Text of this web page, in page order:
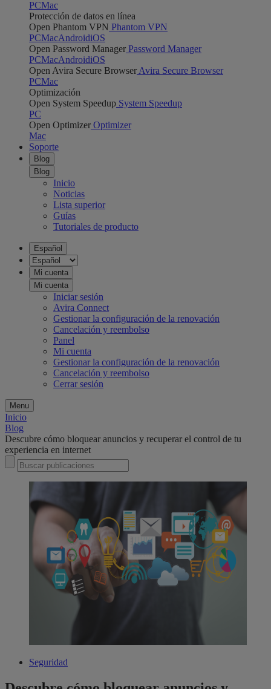
PCMac
Protección de datos en línea
Open Phantom VPN Phantom VPN
PCMacAndroidiOS
Open Password Manager Password Manager
PCMacAndroidiOS
Open Avira Secure Browser Avira Secure Browser
PCMac
Optimización
Open System Speedup System Speedup
PC
Open Optimizer Optimizer
Mac
Soporte
Blog
Blog
Inicio
Noticias
Lista superior
Guías
Tutoriales de producto
Español
Mi cuenta
Mi cuenta
Iniciar sesión
Avira Connect
Gestionar la configuración de la renovación
Cancelación y reembolso
Panel
Mi cuenta
Gestionar la configuración de la renovación
Cancelación y reembolso
Cerrar sesión
Menu
Inicio
Blog
Descubre cómo bloquear anuncios y recuperar el control de tu
experiencia en internet
Seguridad